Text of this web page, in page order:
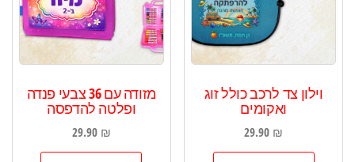
וילון צד לרכב כולל זוג
ואקומים
29.90 ₪
מזודה עם 36 צבעי פנדה
ופלטה להדפסה
29.90 ₪